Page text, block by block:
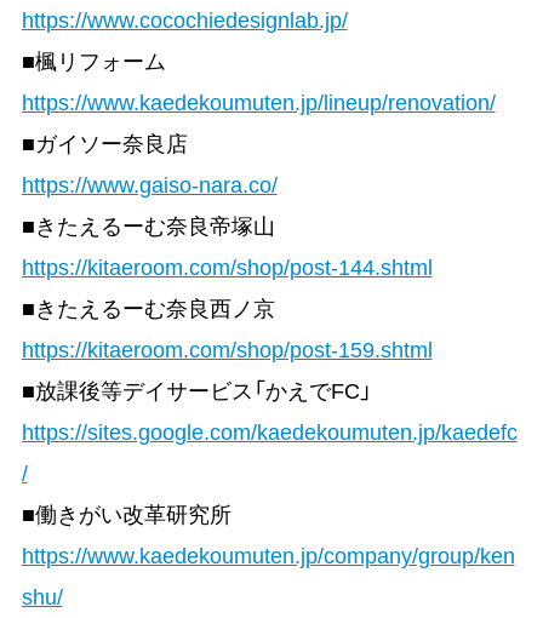
https://www.cocochiedesignlab.jp/
■楓リフォーム
https://www.kaedekoumuten.jp/lineup/renovation/
■ガイソー奈良店
https://www.gaiso-nara.co/
■きたえるーむ奈良帝塚山
https://kitaeroom.com/shop/post-144.shtml
■きたえるーむ奈良西ノ京
https://kitaeroom.com/shop/post-159.shtml
■放課後等デイサービス「かえでFC」
https://sites.google.com/kaedekoumuten.jp/kaedefc
/
■働きがい改革研究所
https://www.kaedekoumuten.jp/company/group/ken
shu/